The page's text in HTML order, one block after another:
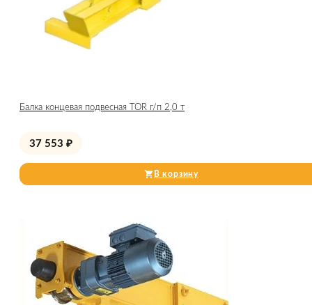
Балка концевая подвесная TOR г/п 2,0 т
37 553 ₽
В корзину